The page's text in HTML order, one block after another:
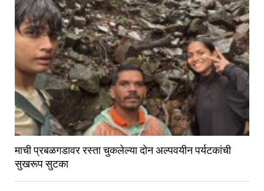
माची प्रबळगडावर रस्ता चुकलेल्या दोन अल्पवयीन पर्यटकांची
सुखरूप सुटका